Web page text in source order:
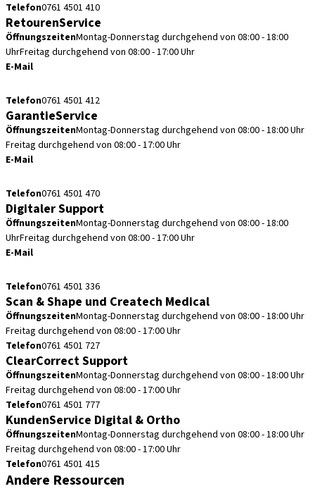
Telefon0761 4501 410
RetourenService
ÖffnungszeitenMontag-Donnerstag durchgehend von 08:00 - 18:00
UhrFreitag durchgehend von 08:00 - 17:00 Uhr
E-Mail
Telefon0761 4501 412
GarantieService
ÖffnungszeitenMontag-Donnerstag durchgehend von 08:00 - 18:00 Uhr
Freitag durchgehend von 08:00 - 17:00 Uhr
E-Mail
Telefon0761 4501 470
Digitaler Support
ÖffnungszeitenMontag-Donnerstag durchgehend von 08:00 - 18:00
UhrFreitag durchgehend von 08:00 - 17:00 Uhr
E-Mail
Telefon0761 4501 336
Scan & Shape und Createch Medical
ÖffnungszeitenMontag-Donnerstag durchgehend von 08:00 - 18:00 Uhr
Freitag durchgehend von 08:00 - 17:00 Uhr
Telefon0761 4501 727
ClearCorrect Support
ÖffnungszeitenMontag-Donnerstag durchgehend von 08:00 - 18:00 Uhr
Freitag durchgehend von 08:00 - 17:00 Uhr
Telefon0761 4501 777
KundenService Digital & Ortho
ÖffnungszeitenMontag-Donnerstag durchgehend von 08:00 - 18:00 Uhr
Freitag durchgehend von 08:00 - 17:00 Uhr
Telefon0761 4501 415
Andere Ressourcen